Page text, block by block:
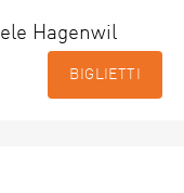
Hagenwil
BIGLIETTI